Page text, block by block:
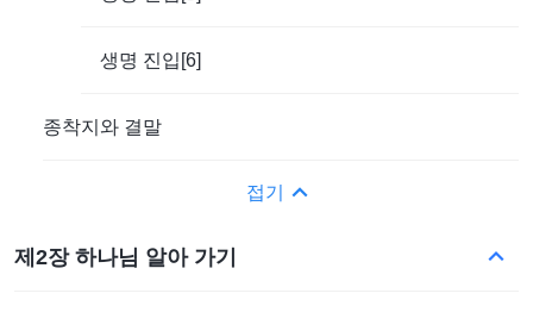
생명 진입[6]
종착지와 결말
접기
제2장 하나님 알아 가기